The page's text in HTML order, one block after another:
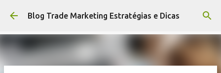
Pular para o conteúdo principal
Blog Trade Marketing Estratégias e Dicas